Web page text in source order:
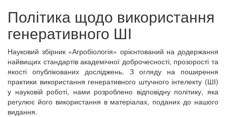
Політика щодо використання
генеративного ШІ
Науковий збірник «Агробіологія» орієнтований на додержання
найвищих стандартів академічної доброчесності, прозорості та
якості опублікованих досліджень. З огляду на поширення
практики використання генеративного штучного інтелекту (ШІ)
у науковій роботі, нами розроблено відповідну політику, яка
регулює його використання в матеріалах, поданих до нашого
видання.